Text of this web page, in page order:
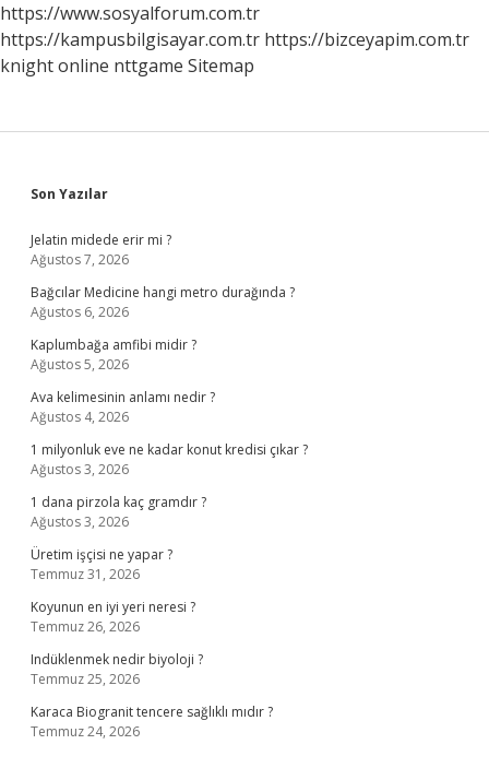
https://www.sosyalforum.com.tr
https://kampusbilgisayar.com.tr https://bizceyapim.com.tr
knight online nttgame Sitemap
Sidebar
Son Yazılar
Jelatin midede erir mi ?
Ağustos 7, 2026
Bağcılar Medicine hangi metro durağında ?
Ağustos 6, 2026
Kaplumbağa amfibi midir ?
Ağustos 5, 2026
Ava kelimesinin anlamı nedir ?
Ağustos 4, 2026
1 milyonluk eve ne kadar konut kredisi çıkar ?
Ağustos 3, 2026
1 dana pirzola kaç gramdır ?
Ağustos 3, 2026
Üretim işçisi ne yapar ?
Temmuz 31, 2026
Koyunun en iyi yeri neresi ?
Temmuz 26, 2026
Indüklenmek nedir biyoloji ?
Temmuz 25, 2026
Karaca Biogranit tencere sağlıklı mıdır ?
Temmuz 24, 2026